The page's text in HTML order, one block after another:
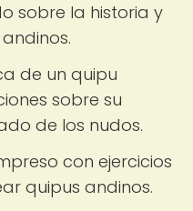
sobre la historia y
de un quipu
sobre su
de los nudos.
con ejercicios
quipus andinos.